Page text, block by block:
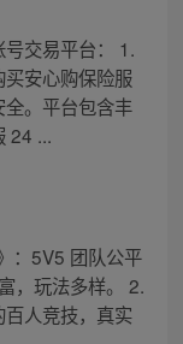
交易平台： 1.
安心购保险服
。平台包含丰
24 ...
：5V5 团队公平
，玩法多样。 2.
百人竞技，真实